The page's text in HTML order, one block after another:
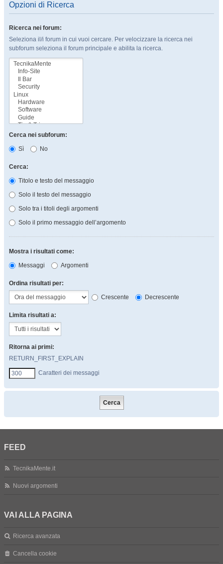
Opzioni di Ricerca
Ricerca nei forum:
Seleziona il/i forum in cui vuoi cercare. Per velocizzare la ricerca nei
subforum seleziona il forum principale e abilita la ricerca.
Cerca nei subforum:
Sì
No
Cerca:
Titolo e testo del messaggio
Solo il testo del messaggio
Solo tra i titoli degli argomenti
Solo il primo messaggio dell’argomento
Mostra i risultati come:
Messaggi
Argomenti
Ordina risultati per:
Crescente
Decrescente
Limita risultati a:
Ritorna ai primi:
RETURN_FIRST_EXPLAIN
Caratteri dei messaggi
FEED
TecnikaMente.it
Nuovi argomenti
VAI ALLA PAGINA
Ricerca avanzata
Cancella cookie